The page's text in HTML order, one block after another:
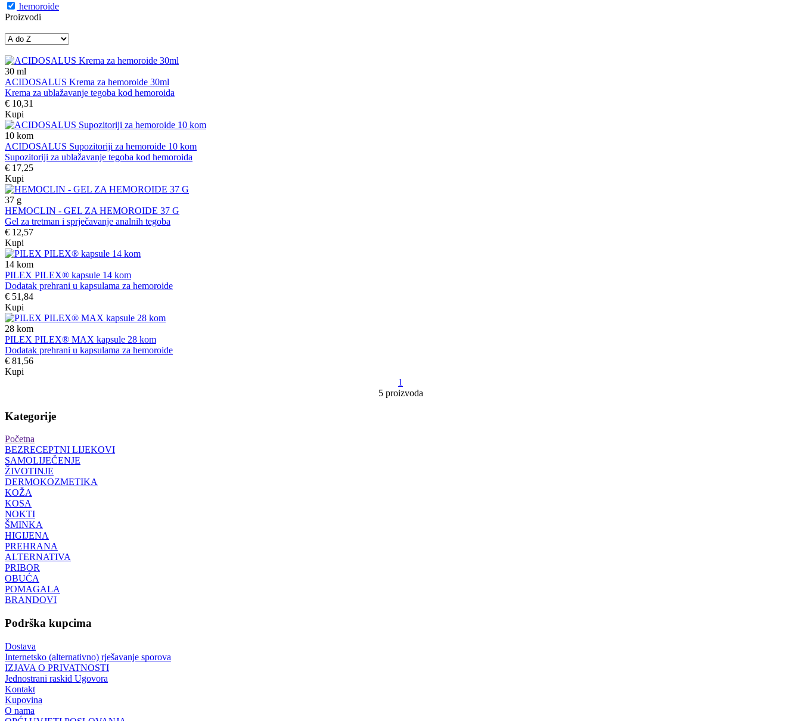
hemoroide
Proizvodi
30 ml
ACIDOSALUS Krema za hemoroide 30ml
Krema za ublažavanje tegoba kod hemoroida
€ 10,31
Kupi
10 kom
ACIDOSALUS Supozitoriji za hemoroide 10 kom
Supozitoriji za ublažavanje tegoba kod hemoroida
€ 17,25
Kupi
37 g
HEMOCLIN - GEL ZA HEMOROIDE 37 G
Gel za tretman i sprječavanje analnih tegoba
€ 12,57
Kupi
14 kom
PILEX PILEX® kapsule 14 kom
Dodatak prehrani u kapsulama za hemoroide
€ 51,84
Kupi
28 kom
PILEX PILEX® MAX kapsule 28 kom
Dodatak prehrani u kapsulama za hemoroide
€ 81,56
Kupi
1
5 proizvoda
Kategorije
Početna
BEZRECEPTNI LIJEKOVI
SAMOLIJEČENJE
ŽIVOTINJE
DERMOKOZMETIKA
KOŽA
KOSA
NOKTI
ŠMINKA
HIGIJENA
PREHRANA
ALTERNATIVA
PRIBOR
OBUĆA
POMAGALA
BRANDOVI
Podrška kupcima
Dostava
Internetsko (alternativno) rješavanje sporova
IZJAVA O PRIVATNOSTI
Jednostrani raskid Ugovora
Kontakt
Kupovina
O nama